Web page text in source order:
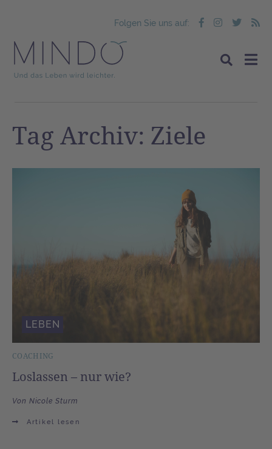
Folgen Sie uns auf:
Tag Archiv: Ziele
COACHING
Loslassen – nur wie?
Von Nicole Sturm
Artikel lesen
LEBEN